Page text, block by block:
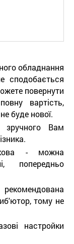
обладнання
повернути
вартість,
буде нової.
зручного Вам
- можна
попередньо
тому не
настройки